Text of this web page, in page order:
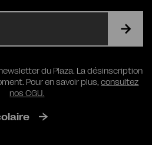
RGPDdu Plaza. La désinscription
Pour en savoir plus,consultez
nos CGU.